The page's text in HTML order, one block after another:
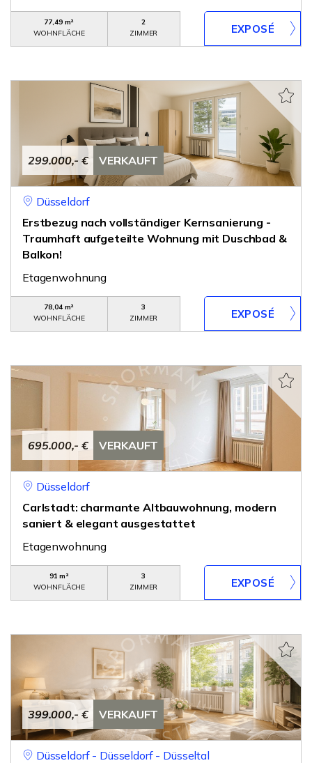
77,49 m²
WOHNFLÄCHE
2
ZIMMER
299.000,- € VERKAUFT
Düsseldorf
Erstbezug nach vollständiger Kernsanierung -
Traumhaft aufgeteilte Wohnung mit Duschbad &
Balkon!
Etagenwohnung
78,04 m²
WOHNFLÄCHE
3
ZIMMER
695.000,- € VERKAUFT
Düsseldorf
Carlstadt: charmante Altbauwohnung, modern
saniert & elegant ausgestattet
Etagenwohnung
91 m²
WOHNFLÄCHE
3
ZIMMER
399.000,- € VERKAUFT
Düsseldorf - Düsseldorf - Düsseltal